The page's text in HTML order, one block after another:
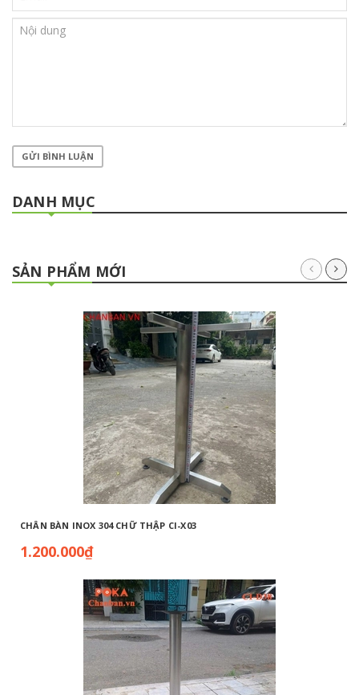
GỬI BÌNH LUẬN
DANH MỤC
SẢN PHẨM MỚI
CHÂN BÀN INOX 304 CHỮ THẬP CI-X03
1.200.000₫